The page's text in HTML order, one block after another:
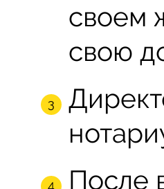
своем
свою
После